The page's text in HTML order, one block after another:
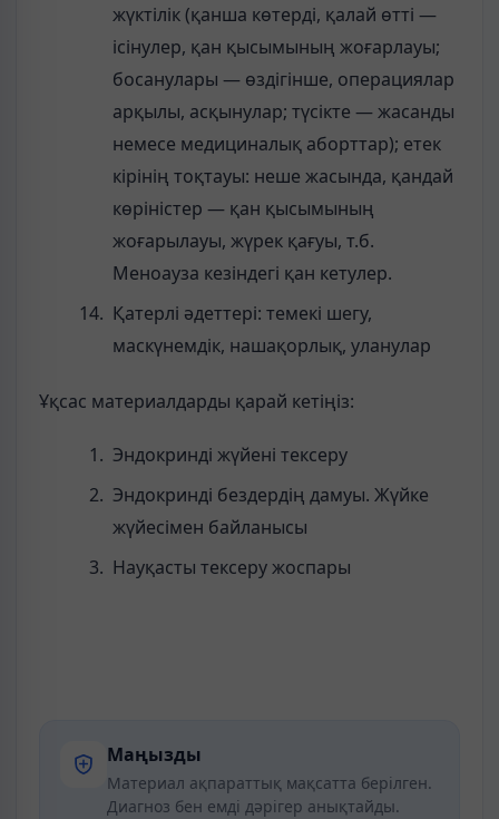
жүктілік (қанша көтерді, қалай өтті —
ісінулер, қан қысымының жоғарлауы;
босанулары — өздігінше, операциялар
арқылы, асқынулар; түсікте — жасанды
немесе медициналық аборттар); етек
кірінің тоқтауы: неше жасында, қандай
көріністер — қан қысымының
жоғарылауы, жүрек қағуы, т.б.
Меноауза кезіндегі қан кетулер.
Қатерлі әдеттері: темекі шегу,
маскүнемдік, нашақорлық, уланулар
Ұқсас материалдарды қарай кетіңіз:
Эндокринді жүйені тексеру
Эндокринді бездердің дамуы. Жүйке
жүйесімен байланысы
Науқасты тексеру жоспары
Маңызды
Материал ақпараттық мақсатта берілген.
Диагноз бен емді дәрігер анықтайды.